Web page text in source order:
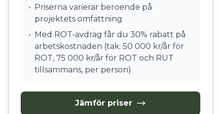
• Priserna varierar beroende på
projektets omfattning
• Med ROT-avdrag får du 30% rabatt på
arbetskostnaden (tak: 50 000 kr/år för
ROT, 75 000 kr/år för ROT och RUT
tillsammans, per person)
Jämför priser